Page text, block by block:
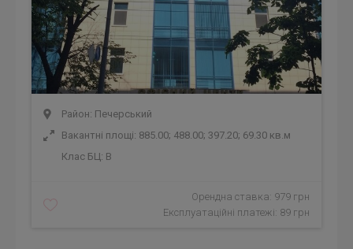
Район: Печерський
Вакантні площі: 885.00; 488.00; 397.20; 69.30 кв.м
Клас БЦ: B
Орендна ставка: 979 грн
Експлуатаційні платежі: 89 грн